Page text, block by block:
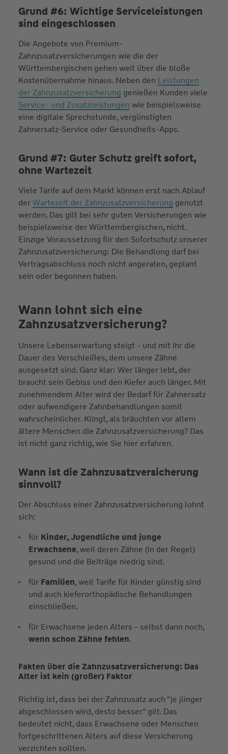
Grund #6: Wichtige Serviceleistungen
sind eingeschlossen
Die Angebote von Premium-
Zahnzusatzversicherungen wie die der
Württembergischen gehen weit über die bloße
Kostenübernahme hinaus. Neben den Leistungen
der Zahnzusatzversicherung genießen Kunden viele
Service- und Zusatzleistungen wie beispielsweise
eine digitale Sprechstunde, vergünstigten
Zahnersatz-Service oder Gesundheits-Apps.
Grund #7: Guter Schutz greift sofort,
ohne Wartezeit
Viele Tarife auf dem Markt können erst nach Ablauf
derWartezeit der Zahnzusatzversicherung genutzt
werden. Das gilt bei sehr guten Versicherungen wie
beispielsweise der Württembergischen, nicht.
Einzige Voraussetzung für den Sofortschutz unserer
Zahnzusatzversicherung: Die Behandlung darf bei
Vertragsabschluss noch nicht angeraten, geplant
sein oder begonnen haben.
Wann lohnt sich eine
Zahnzusatzversicherung?
Unsere Lebenserwartung steigt - und mit ihr die
Dauer des Verschleißes, dem unsere Zähne
ausgesetzt sind. Ganz klar: Wer länger lebt, der
braucht sein Gebiss und den Kiefer auch länger. Mit
zunehmendem Alter wird der Bedarf für Zahnersatz
oder aufwendigere Zahnbehandlungen somit
wahrscheinlicher. Klingt, als bräuchten vor allem
ältere Menschen die Zahnzusatzversicherung? Das
ist nicht ganz richtig, wie Sie hier erfahren.
Wann ist die Zahnzusatzversicherung
sinnvoll?
Der Abschluss einer Zahnzusatz­versicherung lohnt
sich:
für Kinder, Jugendliche und junge
Erwachsene, weil deren Zähne (in der Regel)
gesund und die Beiträge niedrig sind.
für Familien, weil Tarife für Kinder günstig sind
und auch kieferorthopädische Behandlungen
einschließen.
für Erwachsene jeden Alters - selbst dann noch,
wenn schon Zähne fehlen.
Fakten über die Zahnzusatzversicherung: Das
Alter ist kein (großer) Faktor
Richtig ist, dass bei der Zahnzusatz auch "je jünger
abgeschlossen wird, desto besser" gilt. Das
bedeutet nicht, dass Erwachsene oder Menschen
fortgeschrittenen Alters auf diese Versicherung
verzichten sollten.